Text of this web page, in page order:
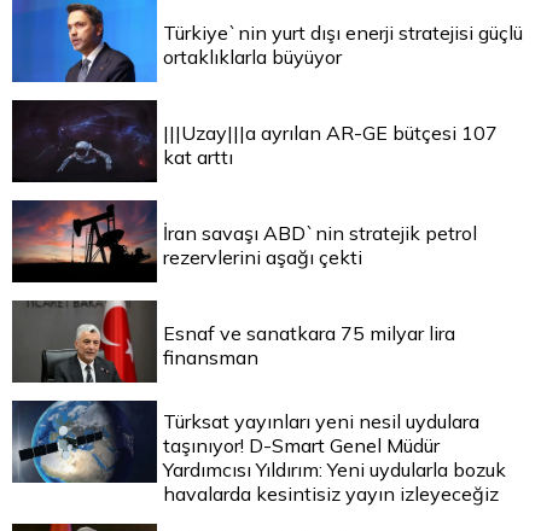
Türkiye`nin yurt dışı enerji stratejisi güçlü
ortaklıklarla büyüyor
|||Uzay|||a ayrılan AR-GE bütçesi 107
kat arttı
İran savaşı ABD`nin stratejik petrol
rezervlerini aşağı çekti
Esnaf ve sanatkara 75 milyar lira
finansman
Türksat yayınları yeni nesil uydulara
taşınıyor! D-Smart Genel Müdür
Yardımcısı Yıldırım: Yeni uydularla bozuk
havalarda kesintisiz yayın izleyeceğiz